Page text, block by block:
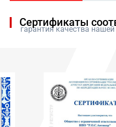
Сертификаты
гарантия качества